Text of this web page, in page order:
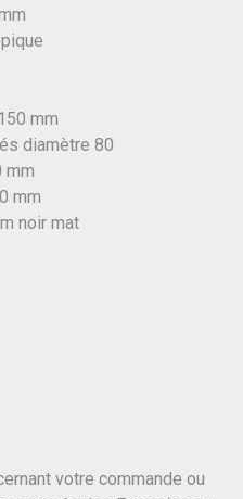
mm
diamètre 80
mm
mm
noir mat
votre commande ou